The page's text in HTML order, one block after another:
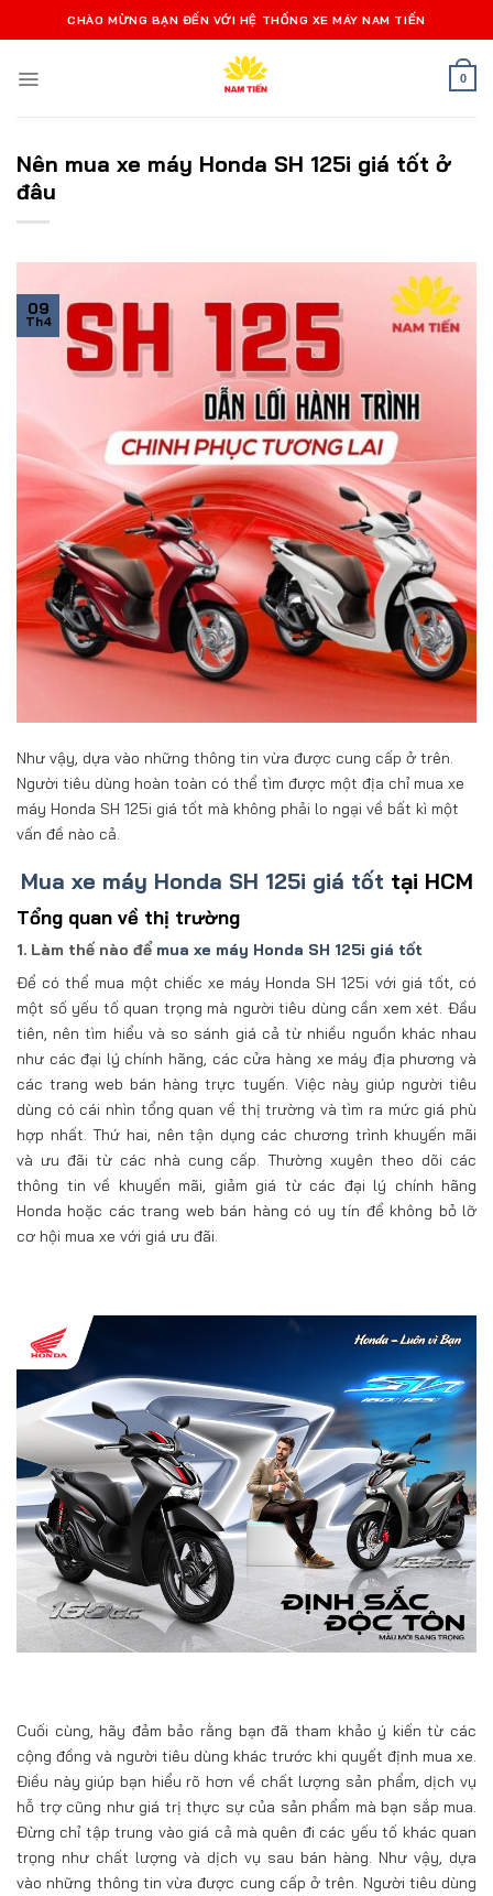
qua
dung
CHÀO MỪNG BẠN ĐẾN VỚI HỆ THỐNG XE MÁY NAM TIẾN
0
Nên mua xe máy Honda SH 125i giá tốt ở
đâu
09
Th4
Như vậy, dựa vào những thông tin vừa được cung cấp ở trên.
Người tiêu dùng hoàn toàn có thể tìm được một địa chỉ mua xe
máy Honda SH 125i giá tốt mà không phải lo ngại về bất kì một
vấn đề nào cả.
Mua xe máy Honda SH 125i giá tốt tại HCM
Tổng quan về thị trường
1. Làm thế nào để mua xe máy Honda SH 125i giá tốt
Để có thể mua một chiếc xe máy Honda SH 125i với giá tốt, có
một số yếu tố quan trọng mà người tiêu dùng cần xem xét. Đầu
tiên, nên tìm hiểu và so sánh giá cả từ nhiều nguồn khác nhau
như các đại lý chính hãng, các cửa hàng xe máy địa phương và
các trang web bán hàng trực tuyến. Việc này giúp người tiêu
dùng có cái nhìn tổng quan về thị trường và tìm ra mức giá phù
hợp nhất. Thứ hai, nên tận dụng các chương trình khuyến mãi
và ưu đãi từ các nhà cung cấp. Thường xuyên theo dõi các
thông tin về khuyến mãi, giảm giá từ các đại lý chính hãng
Honda hoặc các trang web bán hàng có uy tín để không bỏ lỡ
cơ hội mua xe với giá ưu đãi.
Cuối cùng, hãy đảm bảo rằng bạn đã tham khảo ý kiến từ các
cộng đồng và người tiêu dùng khác trước khi quyết định mua xe.
Điều này giúp bạn hiểu rõ hơn về chất lượng sản phẩm, dịch vụ
hỗ trợ cũng như giá trị thực sự của sản phẩm mà bạn sắp mua.
Đừng chỉ tập trung vào giá cả mà quên đi các yếu tố khác quan
trọng như chất lượng và dịch vụ sau bán hàng. Như vậy, dựa
vào những thông tin vừa được cung cấp ở trên. Người tiêu dùng